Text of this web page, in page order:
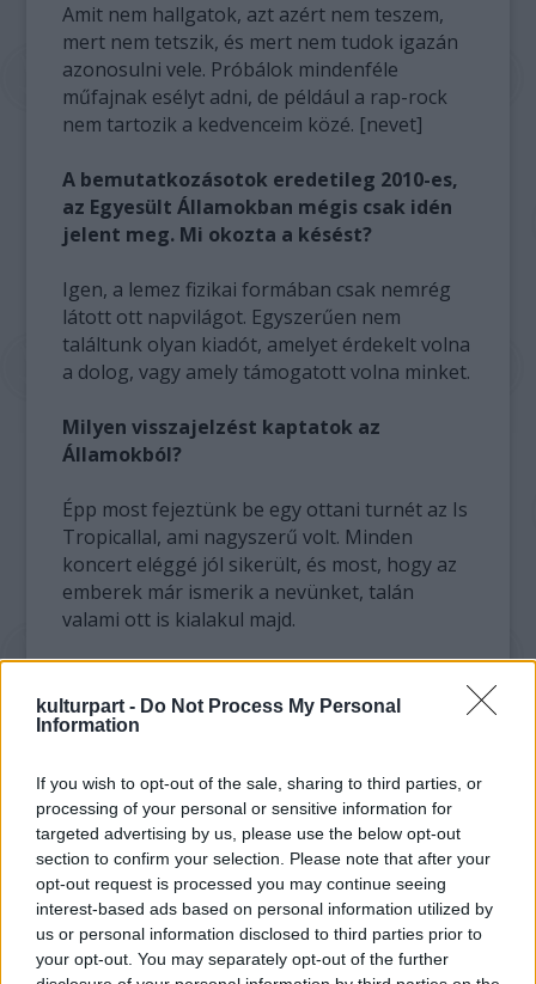
kulturpart - Do Not Process My Personal
Information
If you wish to opt-out of the sale, sharing to third parties, or
processing of your personal or sensitive information for
targeted advertising by us, please use the below opt-out
section to confirm your selection. Please note that after your
opt-out request is processed you may continue seeing
interest-based ads based on personal information utilized by
us or personal information disclosed to third parties prior to
your opt-out. You may separately opt-out of the further
Amit nem hallgatok, azt azért nem teszem,
mert nem tetszik, és mert nem tudok igazán
azonosulni vele. Próbálok mindenféle
műfajnak esélyt adni, de például a rap-rock
nem tartozik a kedvenceim közé. [nevet]
A bemutatkozásotok eredetileg 2010-es,
az Egyesült Államokban mégis csak idén
jelent meg. Mi okozta a késést?
Igen, a lemez fizikai formában csak nemrég
látott ott napvilágot. Egyszerűen nem
találtunk olyan kiadót, amelyet érdekelt volna
a dolog, vagy amely támogatott volna minket.
Milyen visszajelzést kaptatok az
Államokból?
Épp most fejeztünk be egy ottani turnét az Is
Tropicallal, ami nagyszerű volt. Minden
koncert eléggé jól sikerült, és most, hogy az
emberek már ismerik a nevünket, talán
valami ott is kialakul majd.
az európaitól?
Ráadásul az USA van akkora ország, hogy
New Yorkban teljesen más legyen a
fogadtatás, mint mondjuk Portlandben, de
ugyanez a helyzet, ha a spanyol
koncertezőket összeveted a franciákkal. Igaz,
ha sok ember jól érzi magát egy helyen,
akkor tökmindegy, hogy hol is játszol épp.